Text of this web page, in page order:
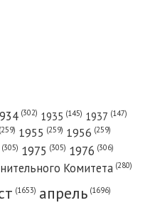
(302) 1935 (145) 1937 (147)
(259) 1955 (259) 1956 (259)
(305) 1975 (305) 1976 (306)
Комитета (280)
(1653) апрель (1696)